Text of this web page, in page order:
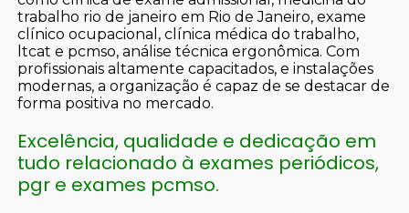
trabalho rio de janeiro em Rio de Janeiro, exame
clínico ocupacional, clínica médica do trabalho,
ltcat e pcmso, análise técnica ergonômica. Com
profissionais altamente capacitados, e instalações
modernas, a organização é capaz de se destacar de
forma positiva no mercado.
Excelência, qualidade e dedicação em
tudo relacionado à exames periódicos,
pgr e exames pcmso.